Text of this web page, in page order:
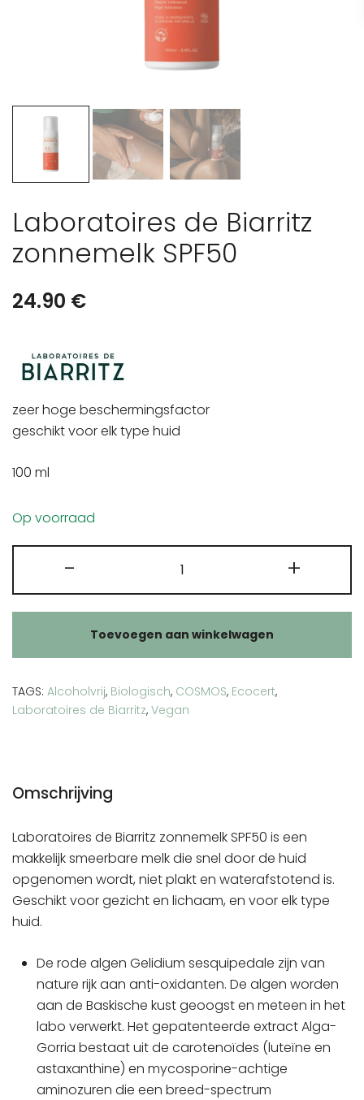
Laboratoires de Biarritz
zonnemelk SPF50
24.90 €
zeer hoge beschermingsfactor
geschikt voor elk type huid
100 ml
Op voorraad
-
de
Biarritz
SPF50
aantal
+
Toevoegen aan winkelwagen
TAGS: Alcoholvrij, Biologisch, COSMOS, Ecocert,
Laboratoires de Biarritz, Vegan
Omschrijving
Laboratoires de Biarritz zonnemelk SPF50 is een
makkelijk smeerbare melk die snel door de huid
opgenomen wordt, niet plakt en waterafstotend is.
Geschikt voor gezicht en lichaam, en voor elk type
huid.
De rode algen Gelidium sesquipedale zijn van
nature rijk aan anti-oxidanten. De algen worden
aan de Baskische kust geoogst en meteen in het
labo verwerkt. Het gepatenteerde extract Alga-
Gorria bestaat uit de carotenoïdes (luteïne en
astaxanthine) en mycosporine-achtige
aminozuren die een breed-spectrum